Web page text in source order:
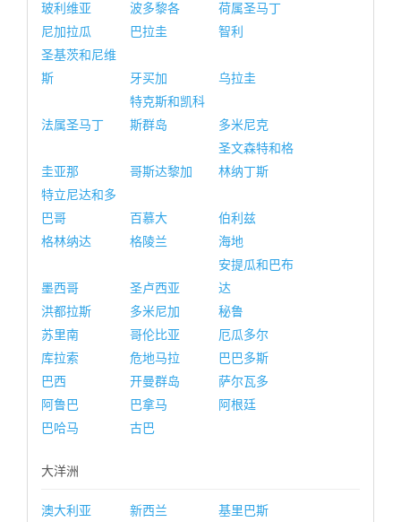
玻利维亚
波多黎各
荷属圣马丁
尼加拉瓜
巴拉圭
智利
圣基茨和尼维
斯
牙买加 乌拉圭
法属圣马丁
特克斯和凯科
斯群岛
多米尼克
圭亚那 哥斯达黎加
圣文森特和格
林纳丁斯
特立尼达和多
巴哥
百慕大
伯利兹
格林纳达
格陵兰 海地
墨西哥 圣卢西亚
安提瓜和巴布
达
洪都拉斯
多米尼加
秘鲁
苏里南
哥伦比亚
厄瓜多尔
库拉索
危地马拉
巴巴多斯
巴西
开曼群岛
萨尔瓦多
阿鲁巴
巴拿马
阿根廷
巴哈马
古巴
大洋洲
澳大利亚 新西兰
基里巴斯